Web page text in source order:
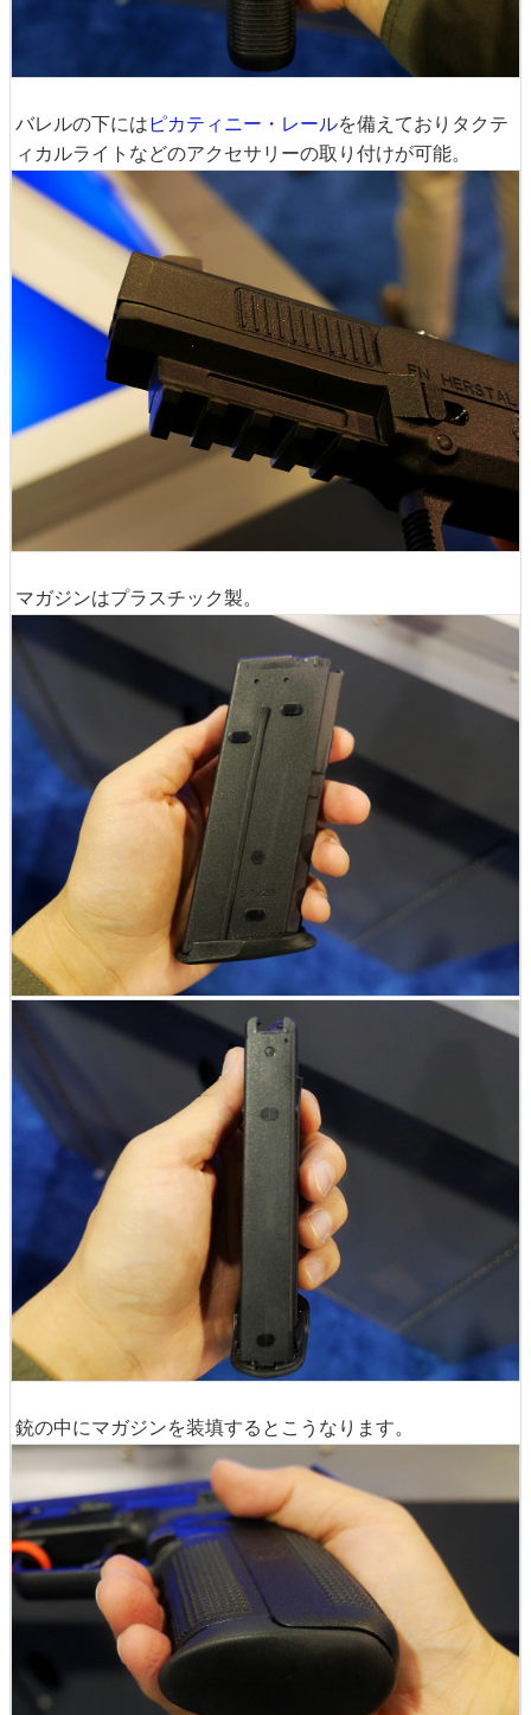
バレルの下には ピカティニー・レールを備えておりタクテ
ィカルライトなどのアクセサリーの取り付けが可能。
マガジンはプラスチック製。
銃の中にマガジンを装填するとこうなります。